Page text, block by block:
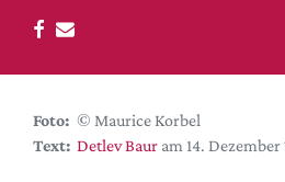
DdB-map
Kalender
Festival-Planer
Foto: © Maurice Korbel
Text: Detlev Baur am 14.